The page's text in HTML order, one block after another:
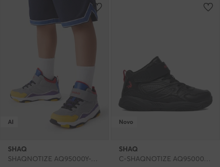
AI
SHAQ
SHAQNOTIZE AQ95000Y-ZZ · Čevlji za košarko
Novo
SHAQ
C-SHAQNOTIZE AQ95000Y-BZ · Čevlji za košarko